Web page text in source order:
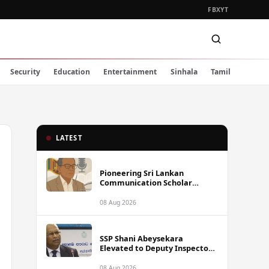
FBXYT
Security Education Entertainment Sinhala Tamil
LATEST
Pioneering Sri Lankan
Communication Scholar
Dies at 86
08 Aug 2026
SSP Shani Abeysekara
Elevated to Deputy Inspector